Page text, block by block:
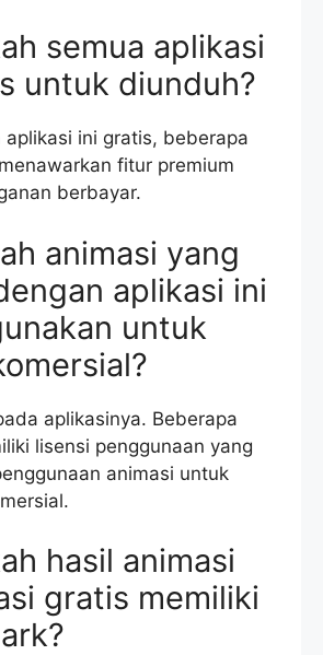
semua aplikasi
untuk diunduh?
aplikasi ini gratis, beberapa
fitur premium
berbayar.
animasi yang
aplikasi ini
untuk
aplikasinya. Beberapa
lisensi penggunaan yang
animasi untuk
hasil animasi
gratis memiliki